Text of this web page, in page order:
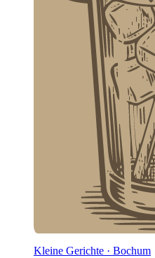
Kleine Gerichte · Bochum